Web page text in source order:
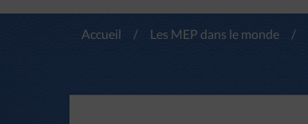
Accueil / Les MEP dans le monde /